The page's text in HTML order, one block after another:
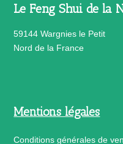
Le Feng Shui de la
59144 Wargnies le Petit
Nord de la France
Mentions légales
Conditions générales de